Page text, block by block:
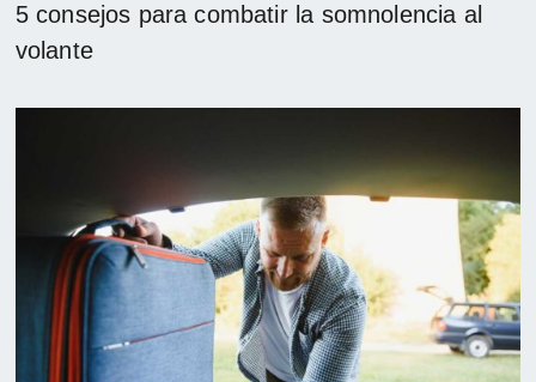
5 consejos para combatir la somnolencia al
volante